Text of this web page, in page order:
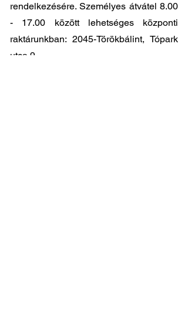
rendelkezésére. Személyes átvátel 8.00
- 17.00 között lehetséges központi
raktárunkban: 2045-Törökbálint, Tópark
utca 9.